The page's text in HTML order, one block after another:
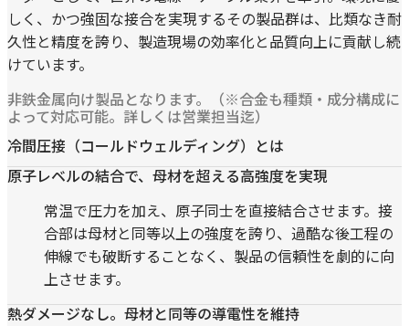
しく、かつ強固な接合を実現するその製品群は、比類なき耐
久性と精度を誇り、製造現場の効率化と品質向上に貢献し続
けています。
非鉄金属向け製品となります。（※合金も種類・成分構成に
よって対応可能。詳しくは営業担当迄）
冷間圧接（コールドウェルディング）とは
原子レベルの結合で、母材を超える高強度を実現
常温で圧力を加え、原子同士を直接結合させます。接
合部は母材と同等以上の強度を誇り、過酷な後工程の
伸線でも破断することなく、製品の信頼性を劇的に向
上させます。
熱ダメージなし。母材と同等の導電性を維持